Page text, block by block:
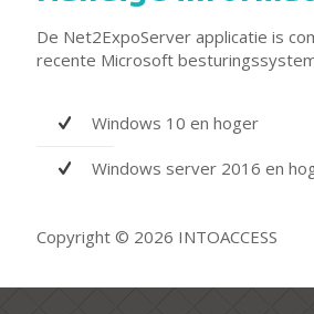
De Net2ExpoServer applicatie is
recente Microsoft
Windows 10 en hoger
Windows server 2016 en
Copyright © 2026 INTOACCESS